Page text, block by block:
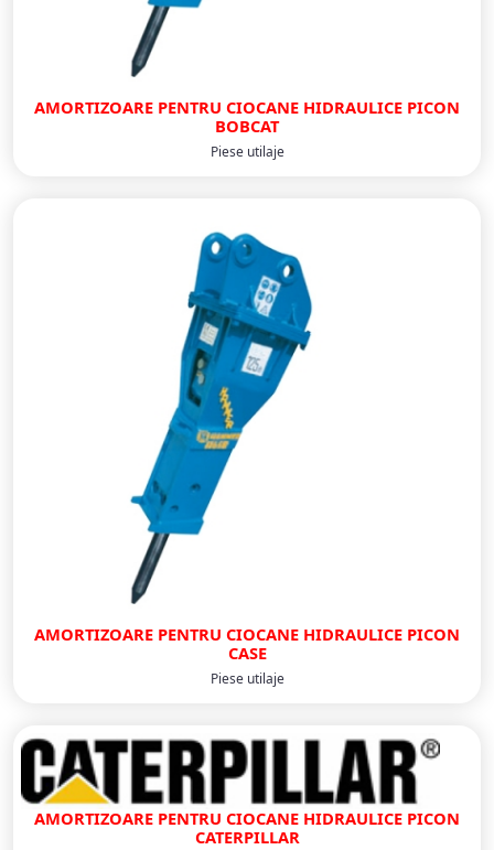
AMORTIZOARE PENTRU CIOCANE HIDRAULICE PICON
BOBCAT
Piese utilaje
AMORTIZOARE PENTRU CIOCANE HIDRAULICE PICON
CASE
Piese utilaje
AMORTIZOARE PENTRU CIOCANE HIDRAULICE PICON
CATERPILLAR